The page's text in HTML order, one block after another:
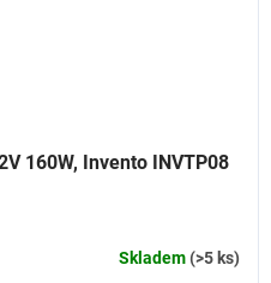
160W, Invento INVTP08
Skladem(>5 ks)